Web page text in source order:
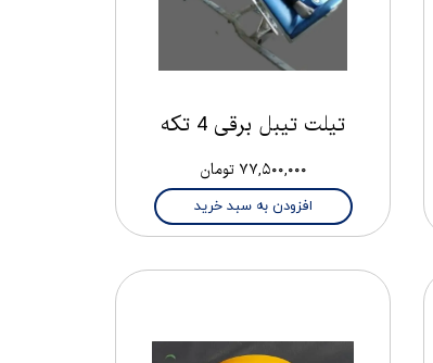
تیلت تیبل برقی 4 تکه
۷۷,۵۰۰,۰۰۰ تومان
افزودن به سبد خرید